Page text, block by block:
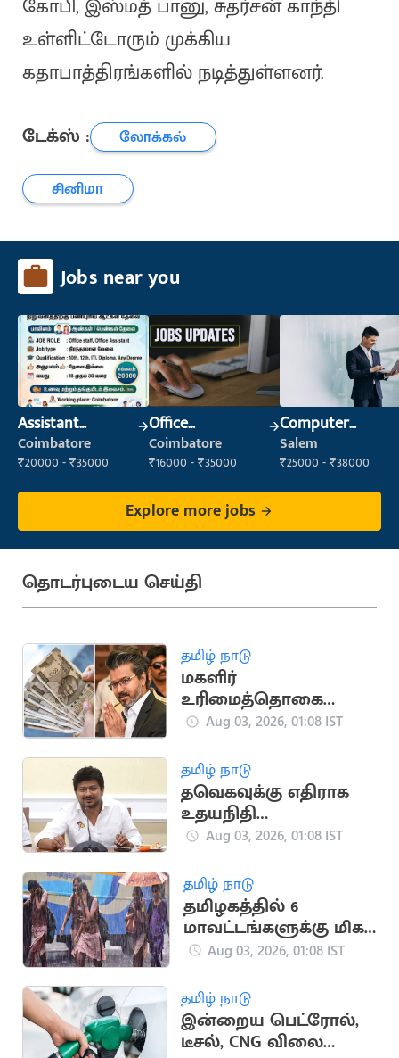
கோபி, இஸ்மத் பானு, சுதர்சன் காந்தி
உள்ளிட்டோரும் முக்கிய
கதாபாத்திரங்களில் நடித்துள்ளனர்.
டேக்ஸ் :
லோக்கல்
சினிமா
Jobs near you
Assistant
Manager
Coimbatore
₹20000 - ₹35000
Office
Administrator
Coimbatore
₹16000 - ₹35000
Computer
Operator
Salem
₹25000 - ₹38000
Explore more jobs
தொடர்புடைய செய்தி
தமிழ் நாடு
மகளிர்
உரிமைத்தொகை
ரூ.2,500 எப்போது?..
கிடைக்குமா?
Aug 03, 2026, 01:08 IST
தமிழ் நாடு
தவெகவுக்கு எதிராக
உதயநிதி
தலைமையில்
ஆர்ப்பாட்டம்
Aug 03, 2026, 01:08 IST
தமிழ் நாடு
தமிழகத்தில் 6
மாவட்டங்களுக்கு மிக
கனமழை எச்சரிக்கை
Aug 03, 2026, 01:08 IST
தமிழ் நாடு
இன்றைய பெட்ரோல்,
டீசல், CNG விலை